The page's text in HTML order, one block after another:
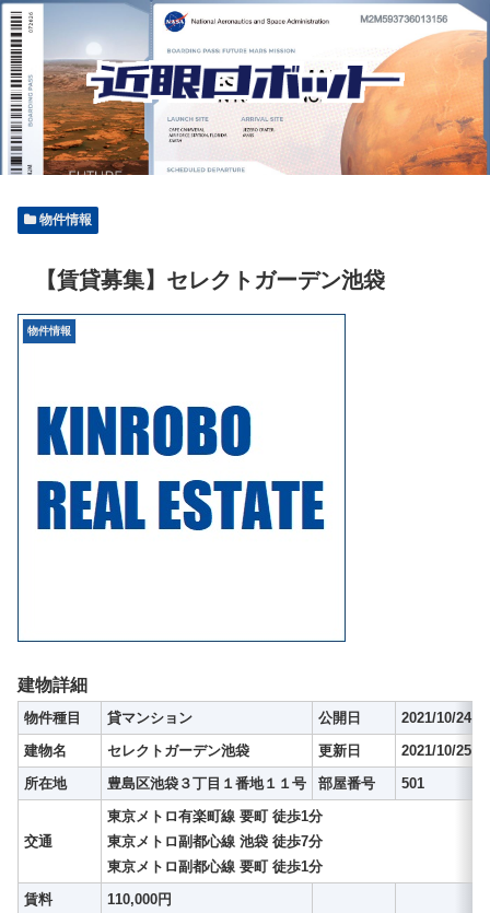
物件情報
【賃貸募集】セレクトガーデン池袋
物件情報
建物詳細
物件種目 貸マンション 公開日
2021/10/24
建物名
セレクトガーデン池袋 更新日
2021/10/25
所在地
豊島区池袋３丁目１番地１１号 部屋番号 501
交通
東京メトロ有楽町線 要町 徒歩1分
東京メトロ副都心線 池袋 徒歩7分
東京メトロ副都心線 要町 徒歩1分
賃料
110,000円